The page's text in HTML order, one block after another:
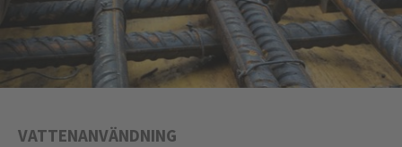
VATTENANVÄNDNING